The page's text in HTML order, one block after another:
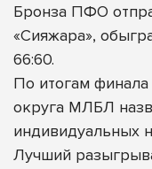
Бронза ПФО
«Сияжара»,
66:60.
По итогам
округа МЛБЛ
индивидуальных
Лучший